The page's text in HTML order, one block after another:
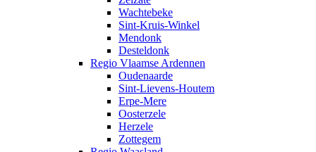
Wachtebeke
Sint-Kruis-Winkel
Mendonk
Desteldonk
Regio Vlaamse Ardennen
Oudenaarde
Sint-Lievens-Houtem
Erpe-Mere
Oosterzele
Herzele
Zottegem